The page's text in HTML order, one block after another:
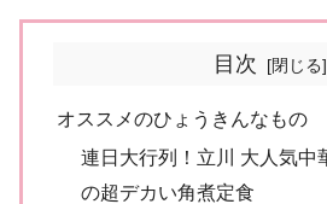
目次
オススメのひょうきんなもの
連日大行列！立川 大人気中
の超デカい角煮定食